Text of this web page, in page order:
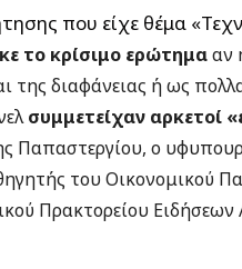
που είχε θέμα
το κρίσιμο ερώτημααν
της διαφάνειας ή ως
συμμετείχαν αρκετοί
Παπαστεργίου, ο
του Οικονομικού
Πρακτορείου